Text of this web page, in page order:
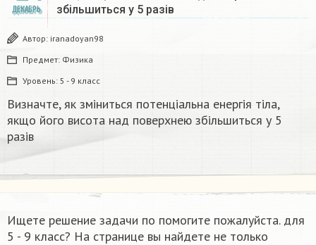
ДЕКАБРЬ
збільшиться у 5 разів
Автор: iranadoyan98
Предмет: Физика
Уровень: 5 - 9 класс
Визначте, як зміниться потенціальна енергія тіла,
якщо його висота над поверхнею збільшиться у 5
разів
Ищете решение задачи по помогите пожалуйста.​ для
5 - 9 класс? На странице вы найдете не только